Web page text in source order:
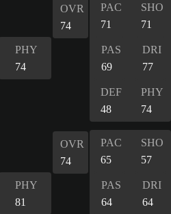
PHY
74
OVR
74
PAC
71
SHO
71
PAS
69
DRI
77
DEF
48
PHY
74
PHY
81
OVR
74
PAC
65
SHO
57
PAS
64
DRI
64